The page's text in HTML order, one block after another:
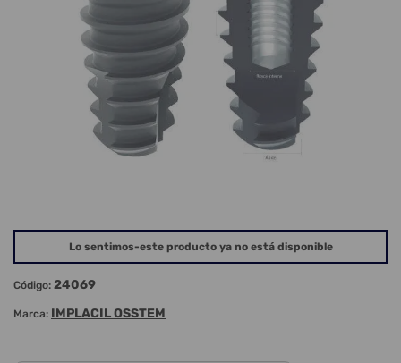
Lo sentimos-este producto ya no está disponible
Código: 24069
Marca: IMPLACIL OSSTEM